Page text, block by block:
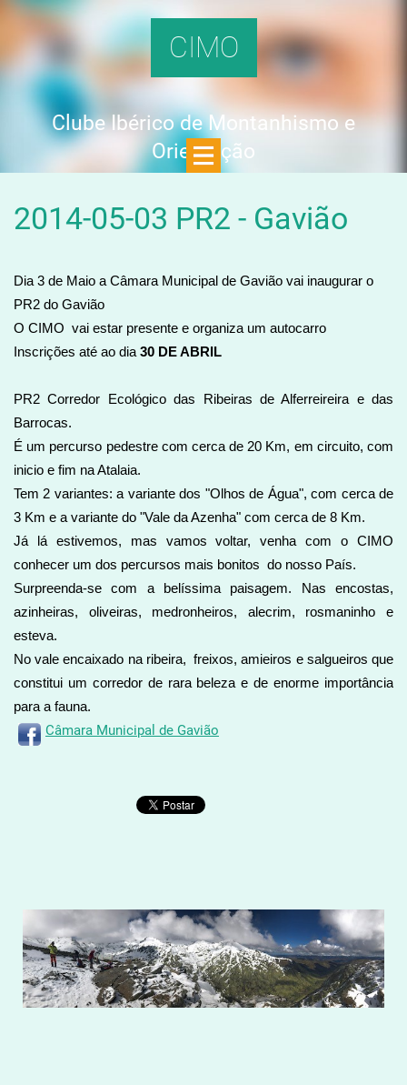
CIMO
Clube Ibérico de Montanhismo e
Orientação
2014-05-03 PR2 - Gavião
Dia 3 de Maio a Câmara Municipal de Gavião vai inaugurar o
PR2 do Gavião
O CIMO vai estar presente e organiza um autocarro
Inscrições até ao dia 30 DE ABRIL
PR2 Corredor Ecológico das Ribeiras de Alferreireira e das
Barrocas.
É um percurso pedestre com cerca de 20 Km, em circuito, com
inicio e fim na Atalaia.
Tem 2 variantes: a variante dos "Olhos de Água", com cerca de
3 Km e a variante do "Vale da Azenha" com cerca de 8 Km.
Já lá estivemos, mas vamos voltar, venha com o CIMO
conhecer um dos percursos mais bonitos do nosso País.
Surpreenda-se com a belíssima paisagem. Nas encostas,
azinheiras, oliveiras, medronheiros, alecrim, rosmaninho e
esteva.
No vale encaixado na ribeira, freixos, amieiros e salgueiros que
constitui um corredor de rara beleza e de enorme importância
para a fauna.
Câmara Municipal de Gavião